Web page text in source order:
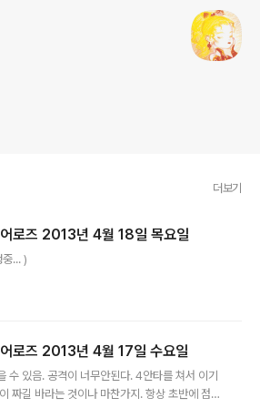
더보기
로즈 2013년 4월 18일 목요일
... )
로즈 2013년 4월 17일 수요일
수 있음. 공격이 너무안된다. 4안타를 쳐서 이기
짜길 바라는 것이나 마찬가지. 항상 초반에 점